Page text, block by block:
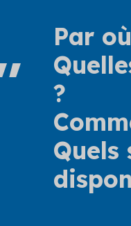
Par
?
Quels